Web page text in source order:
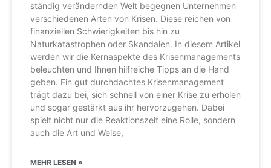
ständig verändernden Welt begegnen Unternehmen
verschiedenen Arten von Krisen. Diese reichen von
finanziellen Schwierigkeiten bis hin zu
Naturkatastrophen oder Skandalen. In diesem Artikel
werden wir die Kernaspekte des Krisenmanagements
beleuchten und Ihnen hilfreiche Tipps an die Hand
geben. Ein gut durchdachtes Krisenmanagement
trägt dazu bei, sich schnell von einer Krise zu erholen
und sogar gestärkt aus ihr hervorzugehen. Dabei
spielt nicht nur die Reaktionszeit eine Rolle, sondern
auch die Art und Weise,
MEHR LESEN »